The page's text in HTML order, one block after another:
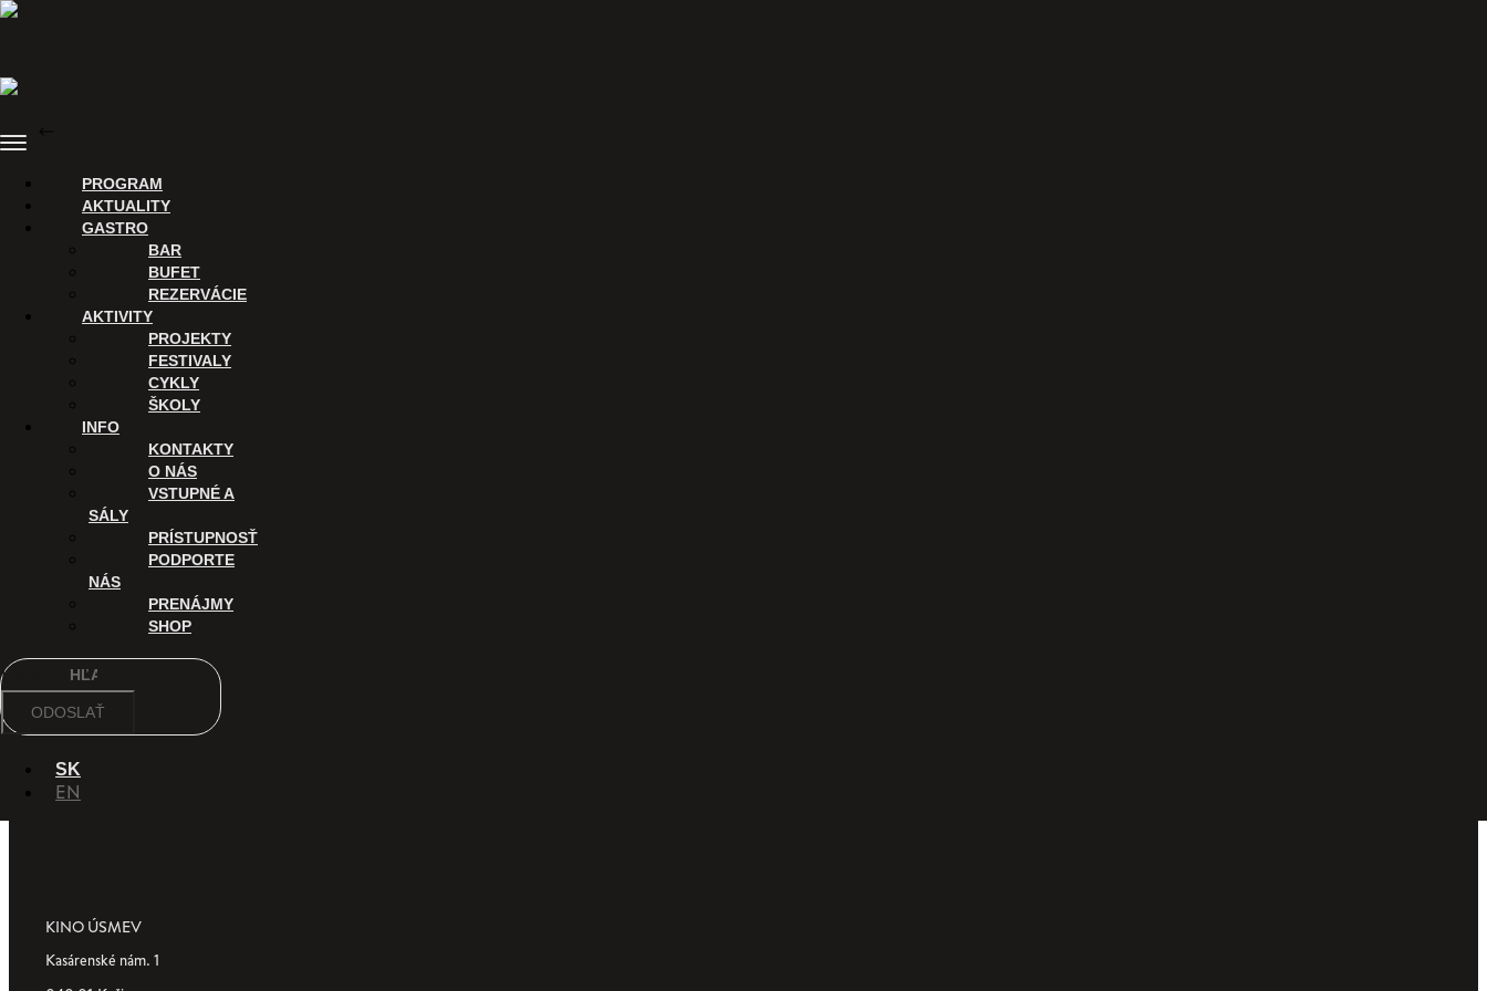
Preskočiť
Menu
PROGRAM
AKTUALITY
GASTRO
BAR
BUFET
REZERVÁCIE
AKTIVITY
PROJEKTY
FESTIVALY
CYKLY
ŠKOLY
INFO
KONTAKTY
O NÁS
VSTUPNÉ A
SÁLY
PRÍSTUPNOSŤ
PODPORTE
NÁS
PRENÁJMY
SHOP
Hľadať
ODOSLAŤ
SK
EN
Nákup vstupeniek
ĎAKUJEME
Digitalizáciu Kina Úsmev a uvádzanie filmov v tomto kine podporuje
KINO ÚSMEV
Kasárenské nám. 1